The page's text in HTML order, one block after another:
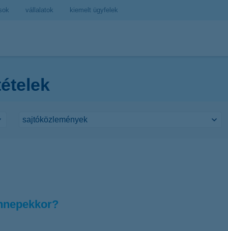
vállalatok kiemelt ügyfelek